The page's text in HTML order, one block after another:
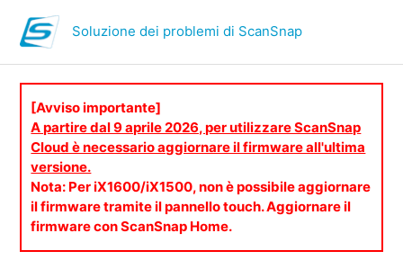
Soluzione dei problemi di ScanSnap
[Avviso importante]
A partire dal 9 aprile 2026, per utilizzare ScanSnap
Cloud è necessario aggiornare il firmware all'ultima
versione.
Nota: Per iX1600/iX1500, non è possibile aggiornare
il firmware tramite il pannello touch. Aggiornare il
firmware con ScanSnap Home.